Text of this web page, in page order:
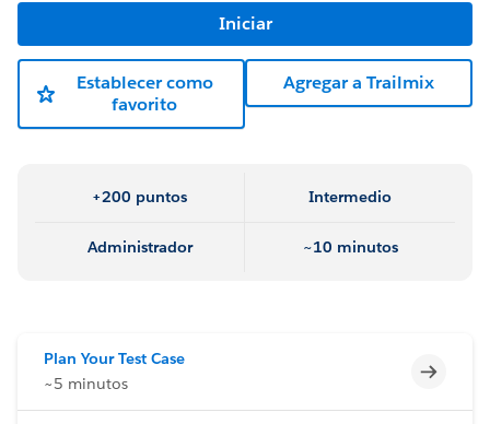
Iniciar
Establecer como
favorito
Agregar a Trailmix
+200 puntos Intermedio
Administrador ~10 minutos
Plan Your Test Case
~5 minutos